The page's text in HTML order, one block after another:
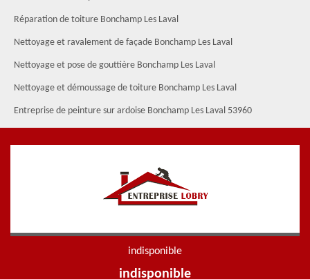
Réparation de toiture Bonchamp Les Laval
Nettoyage et ravalement de façade Bonchamp Les Laval
Nettoyage et pose de gouttière Bonchamp Les Laval
Nettoyage et démoussage de toiture Bonchamp Les Laval
Entreprise de peinture sur ardoise Bonchamp Les Laval 53960
indisponible
indisponible